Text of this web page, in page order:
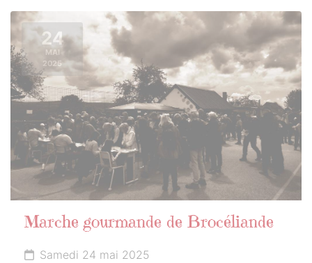
24
MAI
2025
Marche gourmande de Brocéliande
Samedi 24 mai 2025